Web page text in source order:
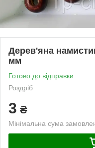
Дерев'яна
мм
Готово до відправки
Роздріб
3 ₴
Мінімальна сума